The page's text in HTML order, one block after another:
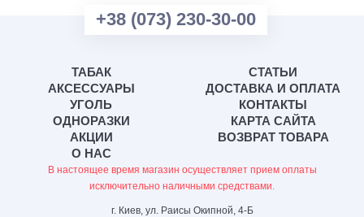
+38 (073) 230-30-00
ТАБАК
АКСЕССУАРЫ
УГОЛЬ
ОДНОРАЗКИ
АКЦИИ
О НАС
СТАТЬИ
ДОСТАВКА И ОПЛАТА
КОНТАКТЫ
КАРТА САЙТА
ВОЗВРАТ ТОВАРА
В настоящее время магазин осуществляет прием оплаты
исключительно наличными средствами.
г. Киев, ул. Раисы Окипной, 4-Б